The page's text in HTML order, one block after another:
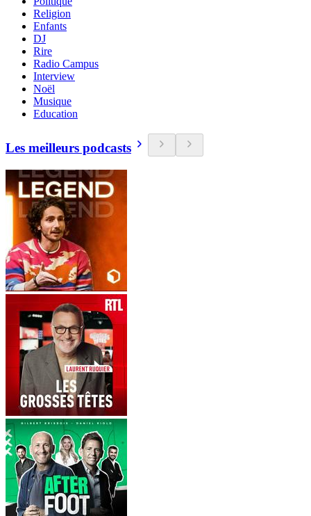
Religion
Enfants
DJ
Rire
Radio Campus
Interview
Noël
Musique
Education
Les meilleurs podcasts